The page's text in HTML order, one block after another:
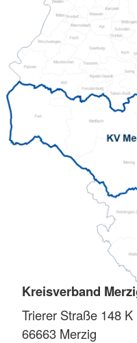
Kreisverband
Trierer Straße 148 K
66663 Merzig